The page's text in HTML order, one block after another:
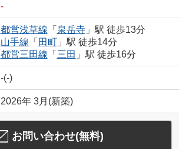
-
都営浅草線 「 泉岳寺」駅 徒歩13分
山手線 「 田町」駅 徒歩14分
都営三田線 「 三田 」駅 徒歩16分
-(-)
2026年 3月(新築)
お問い合わせ(無料)